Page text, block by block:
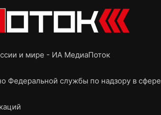
и мире - ИА МедиаПоток
Федеральной службы по надзору в сфере